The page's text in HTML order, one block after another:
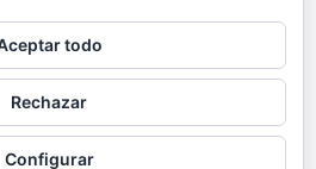
Gisbert
de Fiestas de
de Ibi
todo
Rechazar
Configurar